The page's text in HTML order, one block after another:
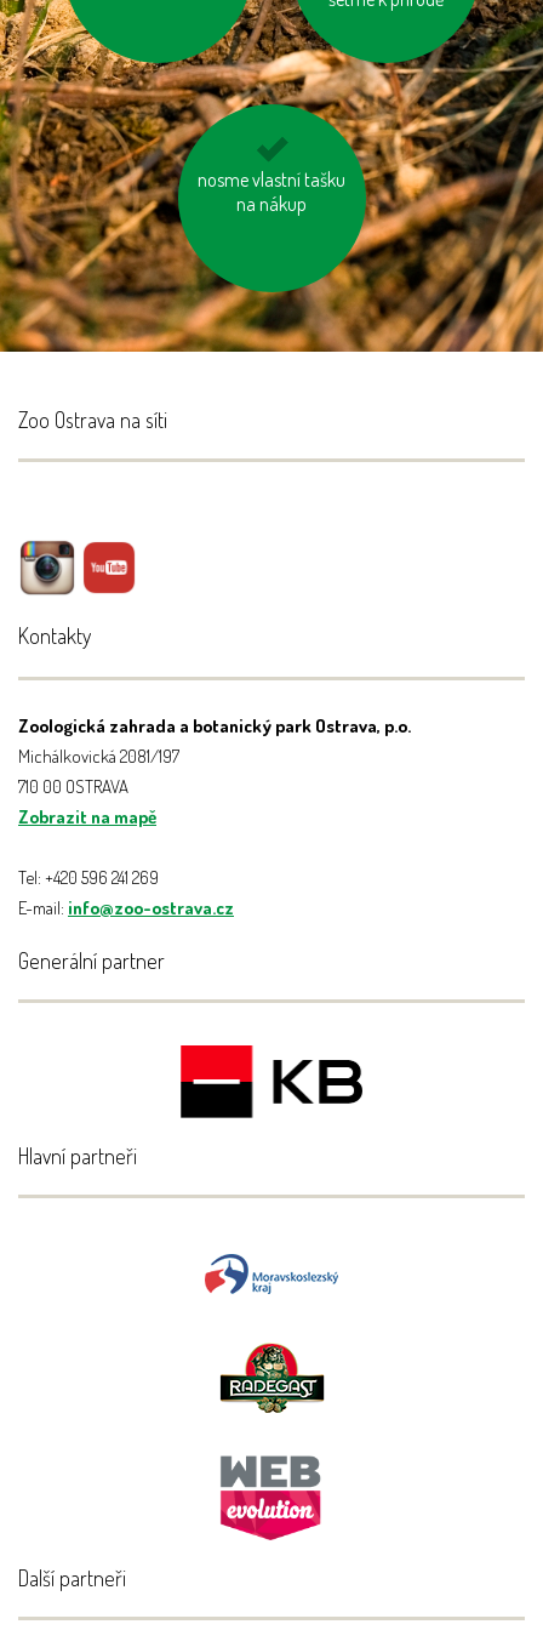
nosme vlastní tašku
na nákup
odevzdávejme
vysloužilé
Zoo Ostrava na síti
Kontakty
Zoologická zahrada a botanický park Ostrava, p.o.
Michálkovická 2081/197
710 00 OSTRAVA
Zobrazit na mapě
Tel: +420 596 241 269
E-mail: info@zoo-ostrava.cz
Generální partner
Hlavní partneři
Další partneři